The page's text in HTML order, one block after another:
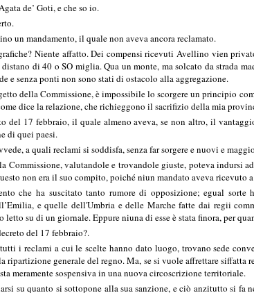
de’ Goti, e che so io.
un mandamento, il quale non aveva ancora reclamato.
Niente affatto. Dei compensi ricevuti Avellino vien
di 40 o SO miglia. Qua un monte, ma solcato da strada
e senza ponti non sono stati di ostacolo alla aggregazione.
della Commissione, è impossibile lo scorgere un principio
dice la relazione, che richieggono il sacrifizio della mia
del 17 febbraio, il quale almeno aveva, se non altro, il
di quei paesi.
a quali reclami si soddisfa, senza far sorgere e nuovi e
Commissione, valutandole e trovandole giuste, poteva indursi
non era il suo compito, poiché niun mandato aveva ricevuto
che ha suscitato tanto rumore di opposizione; egual
e quelle dell'Umbria e delle Marche fatte dai regii
su di un giornale. Eppure niuna di esse è stata finora, per
del 17 febbraio?.
i reclami a cui le scelte hanno dato luogo, trovano sede
ripartizione generale del regno. Ma, se si vuole affrettare
meramente sospensiva in una nuova circoscrizione territoriale.
su quanto si sottopone alla sua sanzione, e ciò anzitutto si